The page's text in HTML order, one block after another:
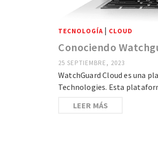
TECNOLOGÍA | CLOUD
Conociendo
25 SEPTIEMBRE, 2023
WatchGuard Cloud es una
Technologies. Esta
LEER MÁS